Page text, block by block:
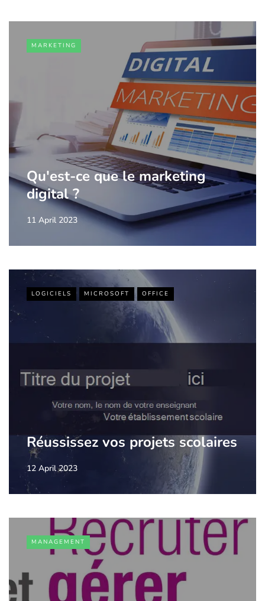
MARKETING
Qu'est-ce que le marketing
digital ?
11 April 2023
LOGICIELS MICROSOFT OFFICE
Réussissez vos projets scolaires
12 April 2023
MANAGEMENT